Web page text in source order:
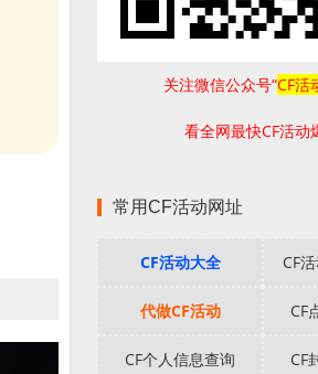
关注微信公众号“CF活
看全网最快CF活动
常用CF活动网址
CF活动大全 CF
代做CF活动 CF
CF个人信息查询 CF